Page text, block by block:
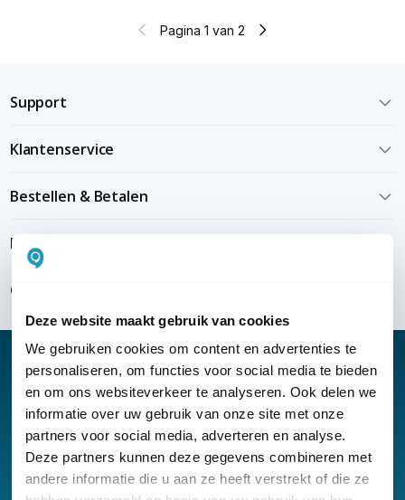
Deze website maakt gebruik van cookies
We gebruiken cookies om content en advertenties te
personaliseren, om functies voor social media te bieden
en om ons websiteverkeer te analyseren. Ook delen we
informatie over uw gebruik van onze site met onze
partners voor social media, adverteren en analyse.
Deze partners kunnen deze gegevens combineren met
andere informatie die u aan ze heeft verstrekt of die ze
Pagina 1 van 2
Support
Klantenservice
Bestellen & Betalen
Bezorgen & installeren
Over KommaGo
Nieuwsbrief
Klantenservice